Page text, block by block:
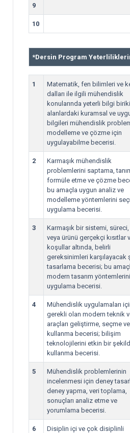
9
10
*Dersin Program
1
Matematik, fen bilimleri ve
dalları ile ilgili mühendislik
konularında yeterli bilgi
alanlardaki kuramsal ve
bilgileri mühendislik
modelleme ve çözme için
uygulayabilme becerisi.
2
Karmaşık mühendislik
problemlerini saptama,
formüle etme ve çözme
bu amaçla uygun analiz ve
modelleme yöntemlerini
uygulama becerisi.
3
Karmaşık bir sistemi, süreci,
veya ürünü gerçekçi kısıtlar
koşullar altında, belirli
gereksinimleri karşılayacak
tasarlama becerisi; bu
modern tasarım yöntemlerini
uygulama becerisi.
4
Mühendislik uygulamaları
gerekli olan modern teknik
araçları geliştirme, seçme ve
kullanma becerisi; bilişim
teknolojilerini etkin bir
kullanma becerisi.
5
Mühendislik problemlerinin
incelenmesi için deney
deney yapma, veri toplama,
sonuçları analiz etme ve
yorumlama becerisi.
6
Disiplin içi ve çok disiplinli